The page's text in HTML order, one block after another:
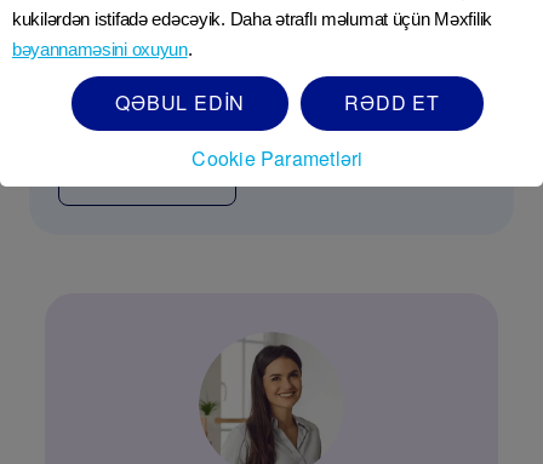
Səhər ürəkbulanması
ARDINI GÖSTƏR
kukilərdən istifadə edəcəyik. Daha ətraflı məlumat üçün Məxfilik
bəyannaməsini oxuyun.
QƏBUL EDİN
RƏDD ET
Cookie Parametləri